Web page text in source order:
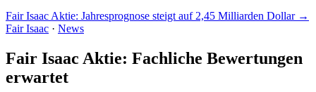
Fair Isaac Aktie: Jahresprognose steigt auf 2,45 Milliarden Dollar →
Fair Isaac · News
Fair Isaac Aktie: Fachliche Bewertungen
erwartet